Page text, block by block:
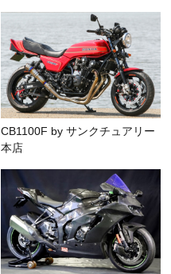
CB1100F by サンクチュアリー
本店